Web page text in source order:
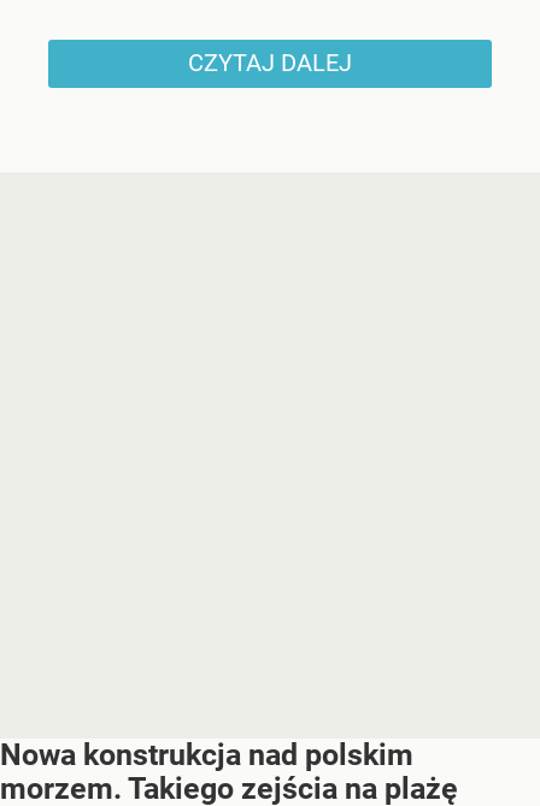
CZYTAJ DALEJ
Nowa konstrukcja nad polskim
morzem. Takiego zejścia na plażę